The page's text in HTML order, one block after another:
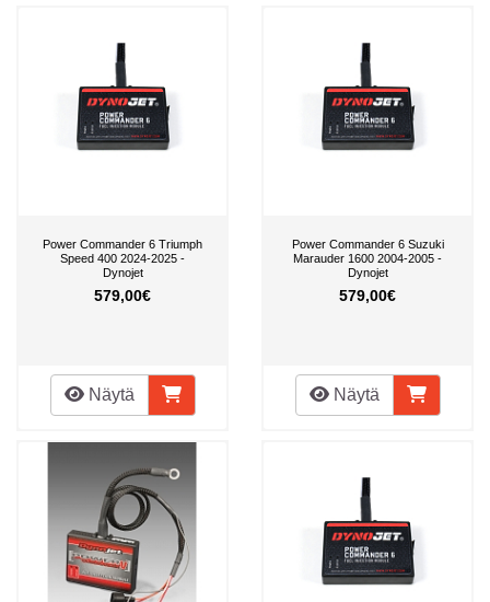
Power Commander 6 Triumph
Speed 400 2024-2025 -
Dynojet
579,00€
Näytä
Power Commander 6 Suzuki
Marauder 1600 2004-2005 -
Dynojet
579,00€
Näytä